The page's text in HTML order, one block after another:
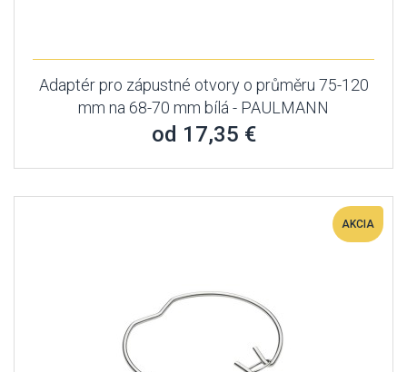
Adaptér pro zápustné otvory o průměru 75-120
mm na 68-70 mm bílá - PAULMANN
od 17,35 €
AKCIA